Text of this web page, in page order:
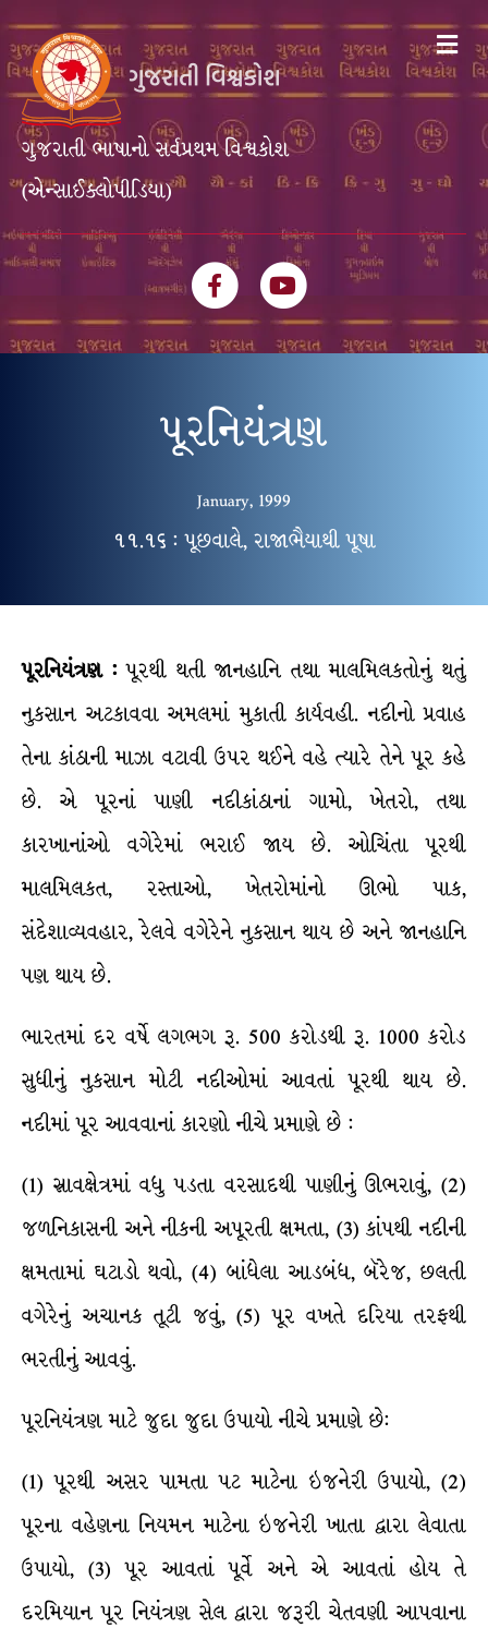
ગુજરાતી ભાષાનો સર્વપ્રથમ વિશ્વકોશ
(એન્સાઈક્લોપીડિયા)
FacebookYoutube
પૂરનિયંત્રણ
January, 1999
૧૧.૧૬ : પૂછવાલે, રાજાભૈયાથી પૂષા
પૂરનિયંત્રણ: પૂરથી થતી જાનહાનિ તથા માલમિલકતોનું થતું
નુકસાન અટકાવવા અમલમાં મુકાતી કાર્યવહી. નદીનો પ્રવાહ
તેના કાંઠાની માઝા વટાવી ઉપર થઈને વહે ત્યારે તેને પૂર કહે
છે. એ પૂરનાં પાણી નદીકાંઠાનાં ગામો, ખેતરો, તથા
કારખાનાંઓ વગેરેમાં ભરાઈ જાય છે. ઓચિંતા પૂરથી
માલમિલકત, રસ્તાઓ, ખેતરોમાંનો ઊભો પાક,
સંદેશાવ્યવહાર, રેલવે વગેરેને નુકસાન થાય છે અને જાનહાનિ
પણ થાય છે.
ભારતમાં દર વર્ષે લગભગ રૂ. 500 કરોડથી રૂ. 1000 કરોડ
સુધીનું નુકસાન મોટી નદીઓમાં આવતાં પૂરથી થાય છે.
નદીમાં પૂર આવવાનાં કારણો નીચે પ્રમાણે છે :
(1) સ્રાવક્ષેત્રમાં વધુ પડતા વરસાદથી પાણીનું ઊભરાવું, (2)
જળનિકાસની અને નીકની અપૂરતી ક્ષમતા, (3) કાંપથી નદીની
ક્ષમતામાં ઘટાડો થવો, (4) બાંધેલા આડબંધ, બૅરેજ, છલતી
વગેરેનું અચાનક તૂટી જવું, (5) પૂર વખતે દરિયા તરફથી
ભરતીનું આવવું.
પૂરનિયંત્રણ માટે જુદા જુદા ઉપાયો નીચે પ્રમાણે છે:
(1) પૂરથી અસર પામતા પટ માટેના ઇજનેરી ઉપાયો, (2)
પૂરના વહેણના નિયમન માટેના ઇજનેરી ખાતા દ્વારા લેવાતા
ઉપાયો, (3) પૂર આવતાં પૂર્વે અને એ આવતાં હોય તે
દરમિયાન પૂર નિયંત્રણ સેલ દ્વારા જરૂરી ચેતવણી આપવાના